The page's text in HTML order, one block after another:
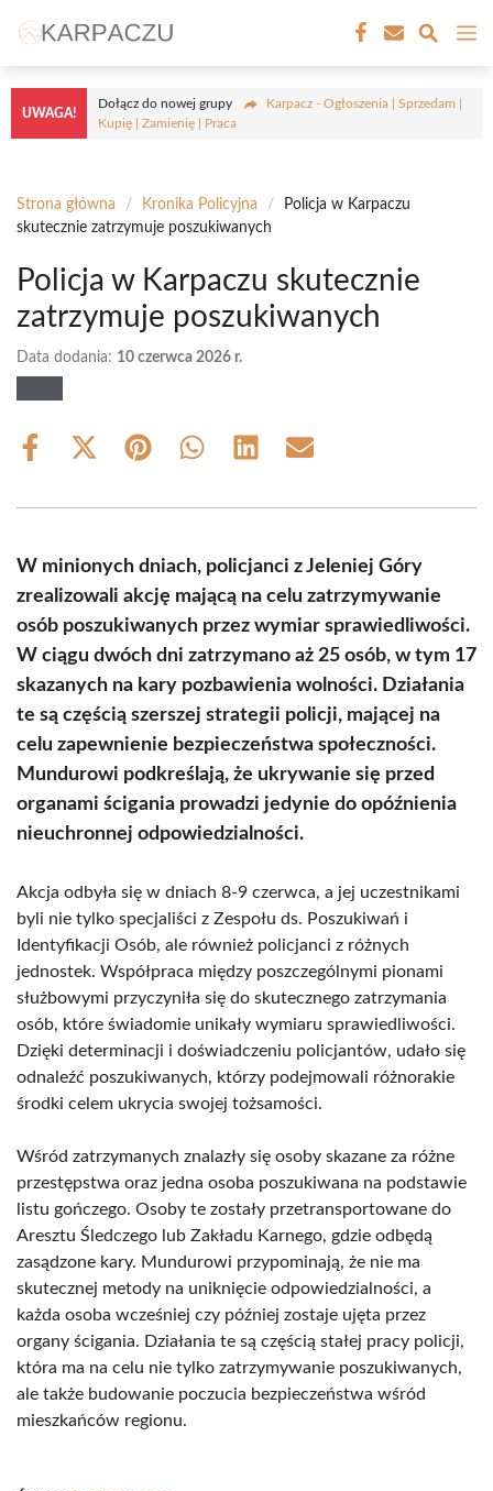
treści
UWAGA!
Dołącz do nowej grupy
Karpacz - Ogłoszenia | Sprzedam |
Kupię | Zamienię | Praca
Strona główna / Kronika Policyjna /
Policja w Karpaczu
skutecznie zatrzymuje poszukiwanych
Policja w Karpaczu skutecznie
zatrzymuje poszukiwanych
Data dodania: 10 czerwca 2026 r.
Share
Share
(Twitter)
Share Share Share Share
W minionych dniach, policjanci z Jeleniej Góry
zrealizowali akcję mającą na celu zatrzymywanie
osób poszukiwanych przez wymiar sprawiedliwości.
W ciągu dwóch dni zatrzymano aż 25 osób, w tym 17
skazanych na kary pozbawienia wolności. Działania
te są częścią szerszej strategii policji, mającej na
celu zapewnienie bezpieczeństwa społeczności.
Mundurowi podkreślają, że ukrywanie się przed
organami ścigania prowadzi jedynie do opóźnienia
nieuchronnej odpowiedzialności.
Akcja odbyła się w dniach 8-9 czerwca, a jej uczestnikami
byli nie tylko specjaliści z Zespołu ds. Poszukiwań i
Identyfikacji Osób, ale również policjanci z różnych
jednostek. Współpraca między poszczególnymi pionami
służbowymi przyczyniła się do skutecznego zatrzymania
osób, które świadomie unikały wymiaru sprawiedliwości.
Dzięki determinacji i doświadczeniu policjantów, udało się
odnaleźć poszukiwanych, którzy podejmowali różnorakie
środki celem ukrycia swojej tożsamości.
Wśród zatrzymanych znalazły się osoby skazane za różne
przestępstwa oraz jedna osoba poszukiwana na podstawie
listu gończego. Osoby te zostały przetransportowane do
Aresztu Śledczego lub Zakładu Karnego, gdzie odbędą
zasądzone kary. Mundurowi przypominają, że nie ma
skutecznej metody na uniknięcie odpowiedzialności, a
każda osoba wcześniej czy później zostaje ujęta przez
organy ścigania. Działania te są częścią stałej pracy policji,
która ma na celu nie tylko zatrzymywanie poszukiwanych,
ale także budowanie poczucia bezpieczeństwa wśród
mieszkańców regionu.